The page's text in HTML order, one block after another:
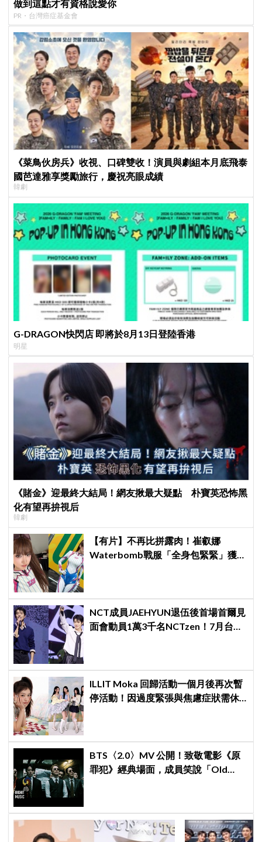
做到這點才有資格說愛你
PR・台灣癌症基金會
《菜鳥伙房兵》收視、口碑雙收！演員與劇組本月底飛泰
國芭達雅享獎勵旅行，慶祝亮眼成績
韓劇
G-DRAGON快閃店 即將於8月13日登陸香港
明星
《賭金》迎最終大結局！網友揪最大疑點 朴寶英恐怖黑
化有望再拚視后
韓劇
【有片】不再比拼露肉！崔叡娜
Waterbomb戰服「全身包緊緊」獲好
NCT成員JAEHYUN退伍後首場首爾見
面會動員1萬3千名NCTzen！7月台北
ILLIT Moka 回歸活動一個月後再次暫
停活動！因過度緊張與焦慮症狀需休
BTS〈2.0〉MV 公開！致敬電影《原
罪犯》經典場面，成員笑說「Old